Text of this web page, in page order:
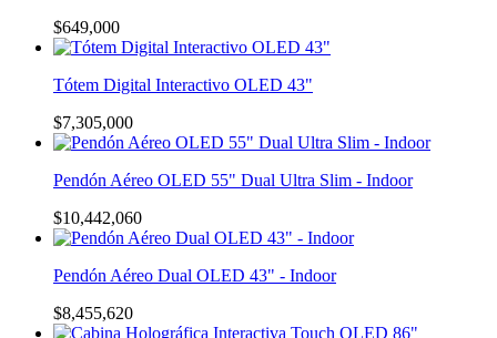
$649,000
Tótem Digital Interactivo OLED 43"
$7,305,000
Pendón Aéreo OLED 55" Dual Ultra Slim - Indoor
$10,442,060
Pendón Aéreo Dual OLED 43" - Indoor
$8,455,620